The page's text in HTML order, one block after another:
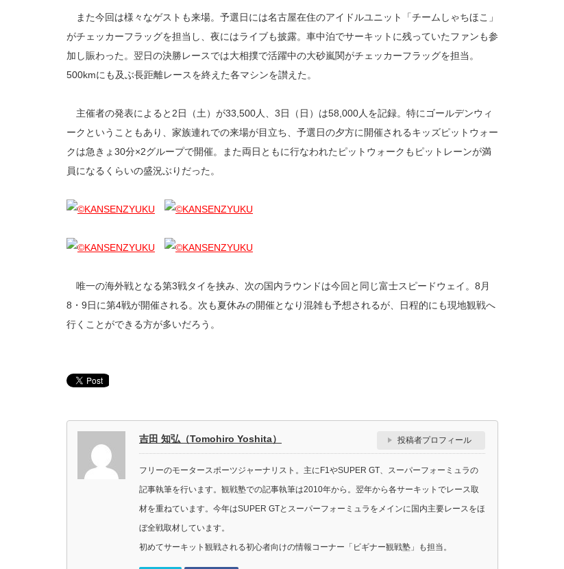
また今回は様々なゲストも来場。予選日には名古屋在住のアイドルユニット「チームしゃちほこ」
がチェッカーフラッグを担当し、夜にはライブも披露。車中泊でサーキットに残っていたファンも参
加し賑わった。翌日の決勝レースでは大相撲で活躍中の大砂嵐関がチェッカーフラッグを担当。
500kmにも及ぶ長距離レースを終えた各マシンを讃えた。
主催者の発表によると2日（土）が33,500人、3日（日）は58,000人を記録。特にゴールデンウィ
ークということもあり、家族連れでの来場が目立ち、予選日の夕方に開催されるキッズピットウォー
クは急きょ30分×2グループで開催。また両日ともに行なわれたピットウォークもピットレーンが満
員になるくらいの盛況ぶりだった。
唯一の海外戦となる第3戦タイを挟み、次の国内ラウンドは今回と同じ富士スピードウェイ。8月
8・9日に第4戦が開催される。次も夏休みの開催となり混雑も予想されるが、日程的にも現地観戦へ
行くことができる方が多いだろう。
吉田 知弘（Tomohiro Yoshita） 投稿者プロフィール
フリーのモータースポーツジャーナリスト。主にF1やSUPER GT、スーパーフォーミュラの
記事執筆を行います。観戦塾での記事執筆は2010年から。翌年から各サーキットでレース取
材を重ねています。今年はSUPER GTとスーパーフォーミュラをメインに国内主要レースをほ
ぼ全戦取材しています。
初めてサーキット観戦される初心者向けの情報コーナー「ビギナー観戦塾」も担当。